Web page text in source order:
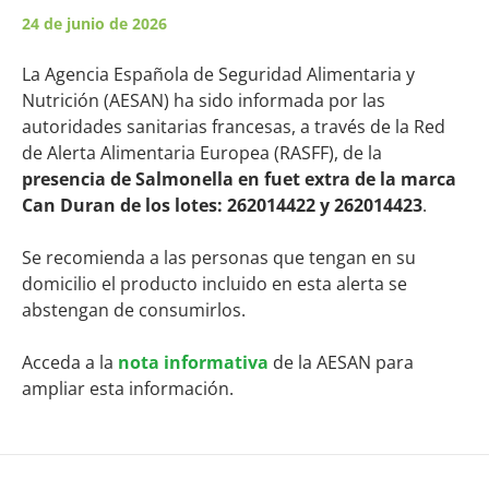
24 de junio de 2026
La Agencia Española de Seguridad Alimentaria y
Nutrición (AESAN) ha sido informada por las
autoridades sanitarias francesas, a través de la Red
de Alerta Alimentaria Europea (RASFF), de la
presencia de Salmonella en fuet extra de la marca
Can Duran de los lotes: 262014422 y 262014423.
Se recomienda a las personas que tengan en su
domicilio el producto incluido en esta alerta se
abstengan de consumirlos.
Acceda a la nota informativa de la AESAN para
ampliar esta información.